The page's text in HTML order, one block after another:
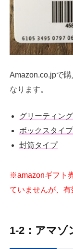
Amazon.co.jpで
なります。
グリーティン
ボックスタイプ
封筒タイプ
※amazonギフト
ていませんが、有
1-2：アマゾ